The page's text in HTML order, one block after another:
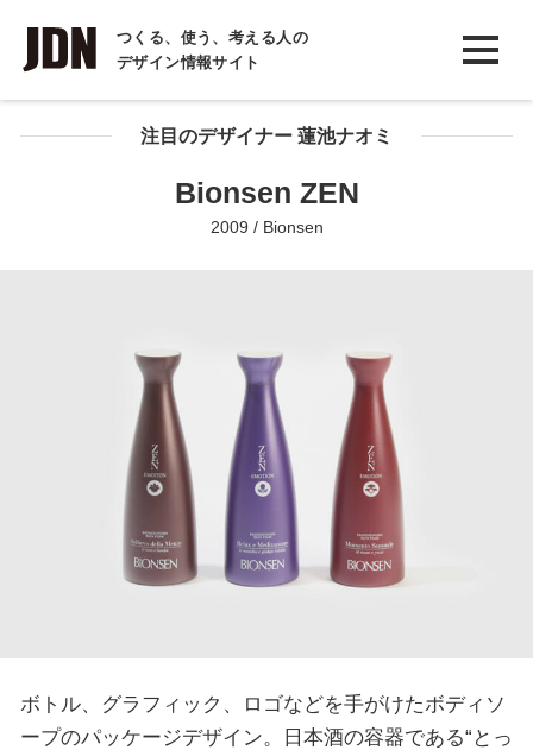
つくる、使う、考える人の
デザイン情報サイト
INTERVIEW
インタビュー
REPORT注目のデザイナー 蓮池ナオミ
Bionsen ZEN
2009 / Bionsen
ボトル、グラフィック、ロゴなどを手がけたボディソ
ープのパッケージデザイン。日本酒の容器である“とっ